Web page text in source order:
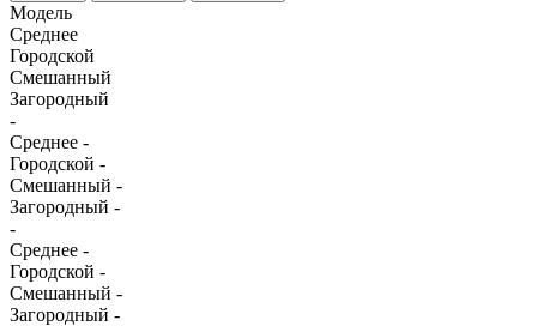
Модель
Среднее
Городской
Смешанный
Загородный
-
Среднее -
Городской -
Смешанный -
Загородный -
-
Среднее -
Городской -
Смешанный -
Загородный -